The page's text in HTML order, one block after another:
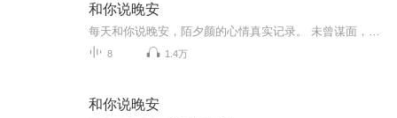
和你说晚安
8 1.4万
和你说晚安